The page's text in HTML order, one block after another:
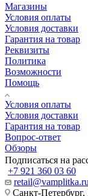
Магазины
Условия оплаты
Условия доставки
Гарантия на товар
Реквизиты
Политика
Возможности
Помощь
Условия оплаты
Условия доставки
Гарантия на товар
Вопрос-ответ
Обзоры
Подписаться на
+7 921 360 03 60
retail@vamplitka.ru
Санкт-